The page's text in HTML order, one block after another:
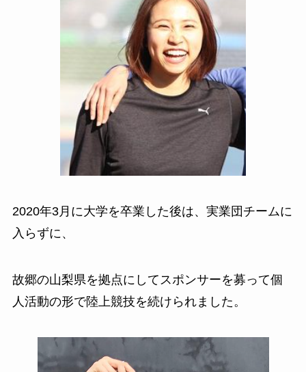
2020年3月に大学を卒業した後は、実業団チームに
入らずに、
故郷の山梨県を拠点にしてスポンサーを募って個
人活動の形で陸上競技を続けられました。